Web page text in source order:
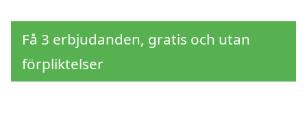
Få 3 erbjudanden, gratis och utan
förpliktelser